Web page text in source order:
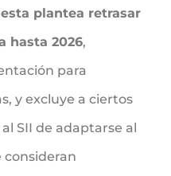
plantea retrasar
hasta 2026,
para
y excluye a ciertos
SII de adaptarse al
consideran